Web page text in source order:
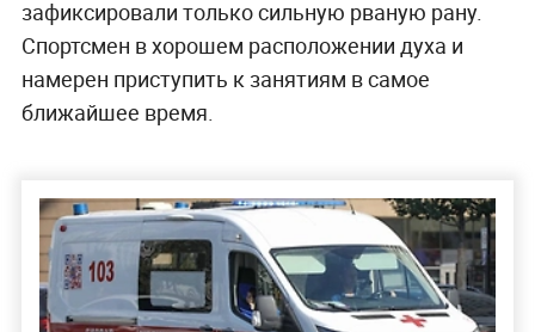
зафиксировали только сильную рваную рану.
Спортсмен в хорошем расположении духа и
намерен приступить к занятиям в самое
ближайшее время.